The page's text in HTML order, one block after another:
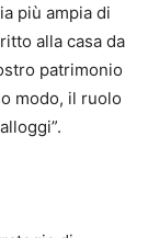
più ampia di
alla casa da
patrimonio
modo, il ruolo